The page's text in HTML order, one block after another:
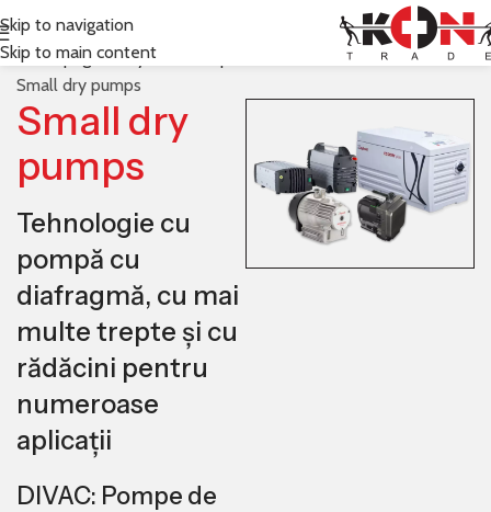
Skip to navigation
Skip to main content
Prima pagină Leybold
Pompe de vacuum (vid)
Small dry pumps
Small dry
pumps
Tehnologie cu
pompă cu
diafragmă, cu mai
multe trepte și cu
rădăcini pentru
numeroase
aplicații
DIVAC: Pompe de